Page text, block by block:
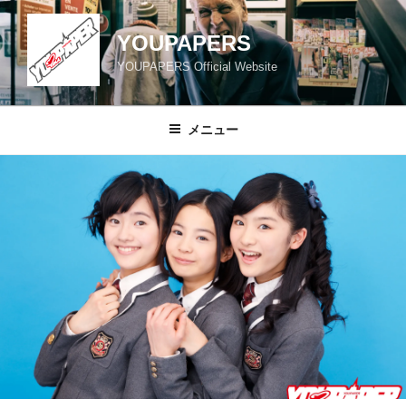
コ
ン
テ
ツ
YOUPAPERS
YOUPAPERS Official Website
メニュー